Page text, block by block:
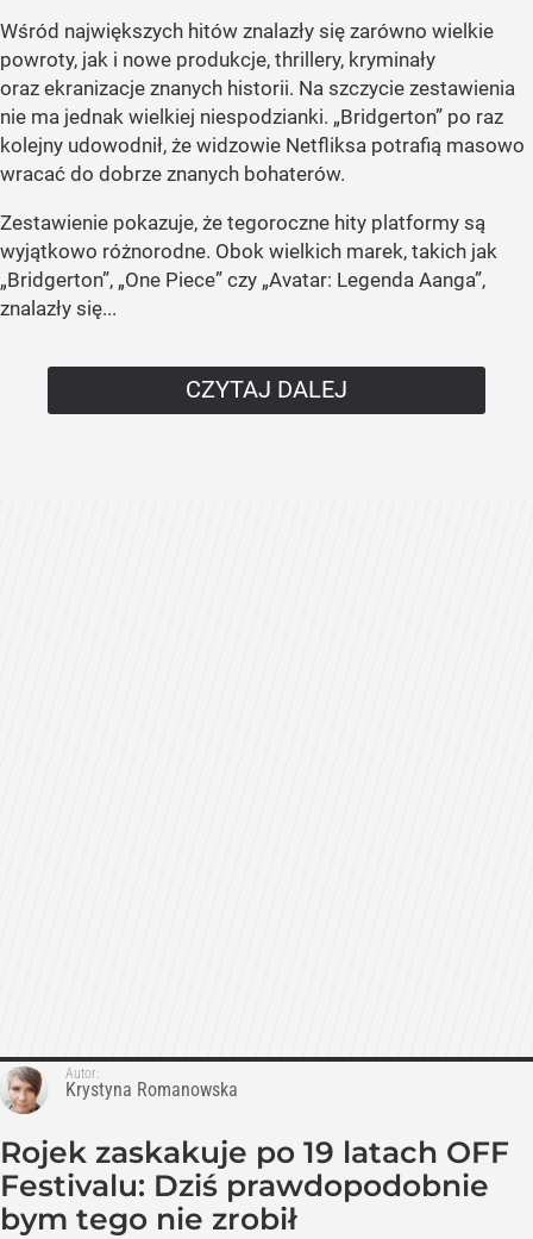
Wśród największych hitów znalazły się zarówno wielkie
powroty, jak i nowe produkcje, thrillery, kryminały
oraz ekranizacje znanych historii. Na szczycie zestawienia
nie ma jednak wielkiej niespodzianki. „Bridgerton” po raz
kolejny udowodnił, że widzowie Netfliksa potrafią masowo
wracać do dobrze znanych bohaterów.
Zestawienie pokazuje, że tegoroczne hity platformy są
wyjątkowo różnorodne. Obok wielkich marek, takich jak
„Bridgerton”, „One Piece” czy „Avatar: Legenda Aanga”,
znalazły się...
CZYTAJ DALEJ
Autor:
Krystyna Romanowska
Rojek zaskakuje po 19 latach OFF
Festivalu: Dziś prawdopodobnie
bym tego nie zrobił